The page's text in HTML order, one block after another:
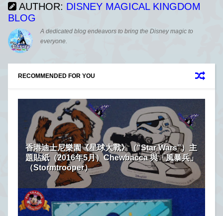
AUTHOR: DISNEY MAGICAL KINGDOM
BLOG
A dedicated blog endeavors to bring the Disney magic to
everyone.
RECOMMENDED FOR YOU
香港迪士尼樂園《星球大戰》（“Star Wars”）主
題貼紙（2016年5月）Chewbacca 與「風暴兵」
（Stormtrooper）